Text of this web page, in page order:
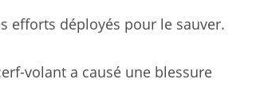
efforts déployés pour le sauver.
volant a causé une blessure